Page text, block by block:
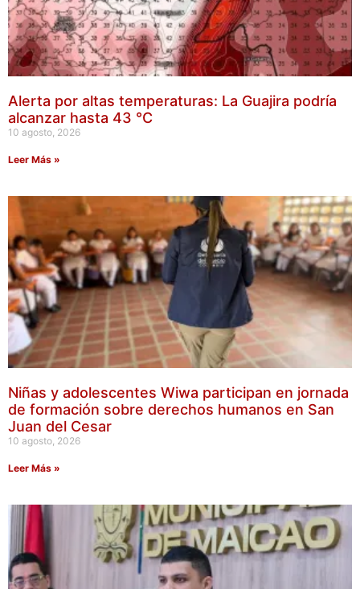
Alerta por altas temperaturas: La Guajira podría
alcanzar hasta 43 °C
10 agosto, 2026
Leer Más »
Niñas y adolescentes Wiwa participan en jornada
de formación sobre derechos humanos en San
Juan del Cesar
10 agosto, 2026
Leer Más »